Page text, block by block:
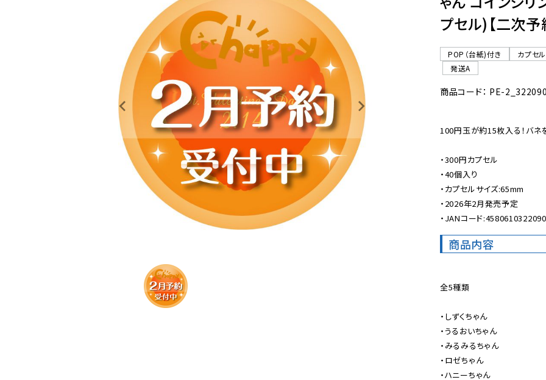
プセル)【二次予
POP（台紙)付き
カプセ
発送A
商品コード： PE-2_322090
100円玉が約15枚入る！バネ
・300円カプセル
・40個入り
・カプセルサイズ:65mm
・2026年2月発売予定
・JANコード:4580610322090
商品内容
全5種類
・しずくちゃん
・うるおいちゃん
・みるみるちゃん
・ロゼちゃん
・ハニーちゃん